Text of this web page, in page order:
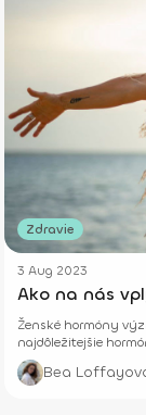
Zdravie
3 Aug 2023
Ako na nás
Ženské hormóny
najdôležitejšie
tele? To sa dozvieš
Bea